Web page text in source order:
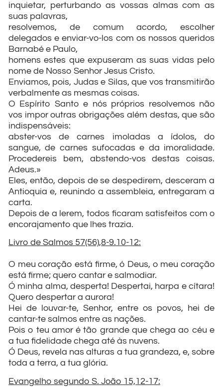
inquietar, perturbando as vossas almas com as
suas palavras,
resolvemos, de comum acordo, escolher
delegados e enviar-vo-los com os nossos queridos
Barnabé e Paulo,
homens estes que expuseram as suas vidas pelo
nome de Nosso Senhor Jesus Cristo.
Enviamos, pois, Judas e Silas, que vos transmitirão
verbalmente as mesmas coisas.
O Espírito Santo e nós próprios resolvemos não
vos impor outras obrigações além destas, que são
indispensáveis:
abster-vos de carnes imoladas a ídolos, do
sangue, de carnes sufocadas e da imoralidade.
Procedereis bem, abstendo-vos destas coisas.
Adeus.»
Eles, então, depois de se despedirem, desceram a
Antioquia e, reunindo a assembleia, entregaram a
carta.
Depois de a lerem, todos ficaram satisfeitos com o
encorajamento que lhes trazia.
Livro de Salmos 57(56),8-9.10-12:
O meu coração está firme, ó Deus, o meu coração
está firme; quero cantar e salmodiar.
Ó minha alma, desperta! Despertai, harpa e cítara!
Quero despertar a aurora!
Hei de louvar-te, Senhor, entre os povos, hei de
cantar-te salmos entre as nações.
Pois o teu amor é tão grande que chega ao céu e
a tua fidelidade chega até às nuvens.
Ó Deus, revela nas alturas a tua grandeza, e, sobre
toda a terra, a tua glória.
Evangelho segundo S. João 15,12-17: